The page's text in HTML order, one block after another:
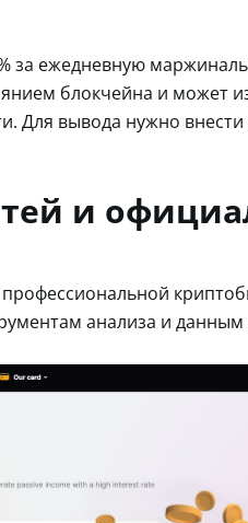
за ежедневную
блокчейна и может
Для вывода нужно
и
анализа и